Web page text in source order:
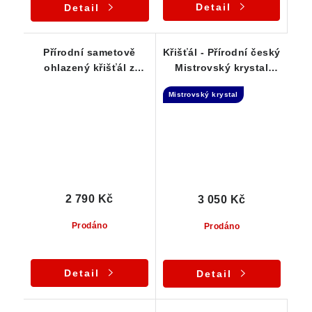
Detail Detail
Přírodní sametově
ohlazený křišťál z
Prodáno
2 790 Kč
Detail
Křišťál - Přírodní český
Mistrovský krystal
přívěsku
Mistrovský krystal
Prodáno
3 050 Kč
Detail